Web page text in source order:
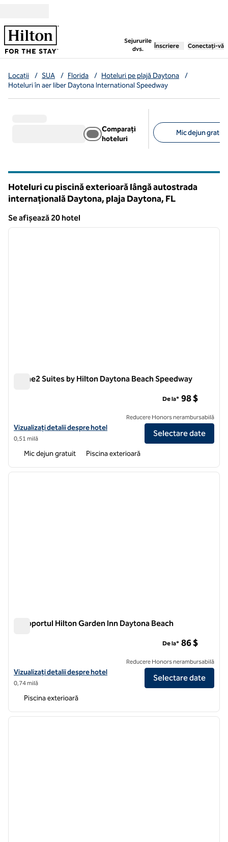
Sejururile
dvs.
, deschide o filă nouă
Înscriere Conectați-vă
Locații / SUA / Florida / Hoteluri pe plajă Daytona
/
Hoteluri în aer liber Daytona International Speedway
Comparați
hoteluri
Mic dejun
Hoteluri cu piscină exterioară lângă autostrada
internațională Daytona, plaja Daytona, FL
Se afișează 20 hotel
Se afișează 20 hotel
1 din 12
Home2 Suites by Hilton Daytona Beach Speedway
Vizualizați detaliile hotelului pentru Home2 Suites by Hilton Daytona
Vizualizați detalii despre hotel
0,51 milă
De la* 98 $
Reducere Honors nerambursabilă
Selectare date
Mic dejun gratuit Piscina exterioară
1 din 12
Aeroportul Hilton Garden Inn Daytona Beach
Vizualizați detaliile hotelului pentru Hilton Garden Inn Daytona
Vizualizați detalii despre hotel
0,74 milă
De la* 86 $
Reducere Honors nerambursabilă
Selectare date
Piscina exterioară
1 din 12